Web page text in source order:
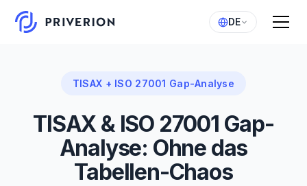
DE
TISAX + ISO 27001 Gap-Analyse
TISAX & ISO 27001 Gap-
Analyse: Ohne das
Tabellen-Chaos